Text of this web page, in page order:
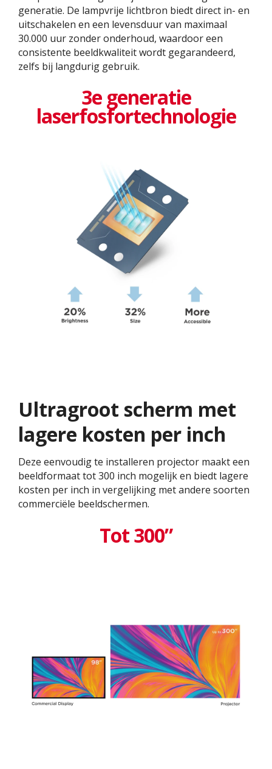
generatie. De lampvrije lichtbron biedt direct in- en
uitschakelen en een levensduur van maximaal
30.000 uur zonder onderhoud, waardoor een
consistente beeldkwaliteit wordt gegarandeerd,
zelfs bij langdurig gebruik.
3e generatie
laserfosfortechnologie
Ultragroot scherm met
lagere kosten per inch
Deze eenvoudig te installeren projector maakt een
beeldformaat tot 300 inch mogelijk en biedt lagere
kosten per inch in vergelijking met andere soorten
commerciële beeldschermen.
Tot 300”